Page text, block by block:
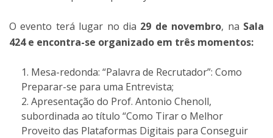
O evento terá lugar no dia 29 de novembro, na Sala
424 e encontra-se organizado em três momentos:
Mesa-redonda: “Palavra de Recrutador”: Como
Preparar-se para uma Entrevista;
Apresentação do Prof. Antonio Chenoll,
subordinada ao título “Como Tirar o Melhor
Proveito das Plataformas Digitais para Conseguir